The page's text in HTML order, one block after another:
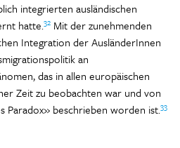
integrierten ausländischen
hatte.32 Mit der zunehmenden
Integration der AusländerInnen
an
das in allen europäischen
Zeit zu beobachten war und von
Paradox» beschrieben worden ist.33